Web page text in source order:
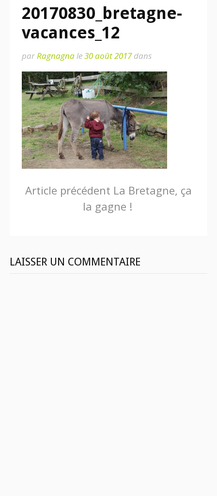
20170830_bretagne-
vacances_12
parRagnagnale30 août 2017dans
Lire
Article précédent La Bretagne, ça
la gagne !
LAISSER UN COMMENTAIRE